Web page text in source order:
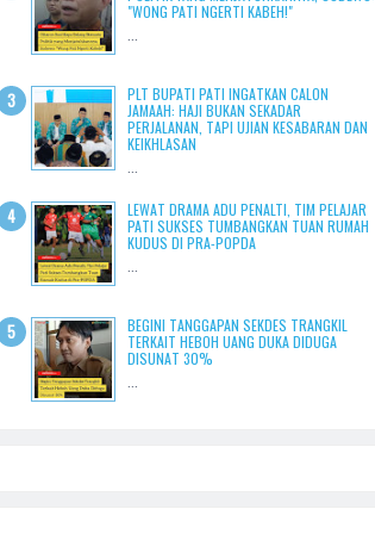
"WONG PATI NGERTI KABEH!"
PLT BUPATI PATI INGATKAN CALON
JAMAAH: HAJI BUKAN SEKADAR
PERJALANAN, TAPI UJIAN KESABARAN DAN
KEIKHLASAN
LEWAT DRAMA ADU PENALTI, TIM PELAJAR
PATI SUKSES TUMBANGKAN TUAN RUMAH
KUDUS DI PRA-POPDA
BEGINI TANGGAPAN SEKDES TRANGKIL
TERKAIT HEBOH UANG DUKA DIDUGA
DISUNAT 30%